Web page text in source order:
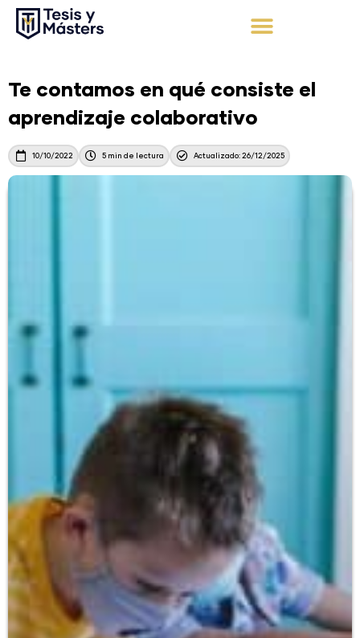
Te contamos en qué consiste el
aprendizaje colaborativo
10/10/2022 5 min de lectura Actualizado: 26/12/2025